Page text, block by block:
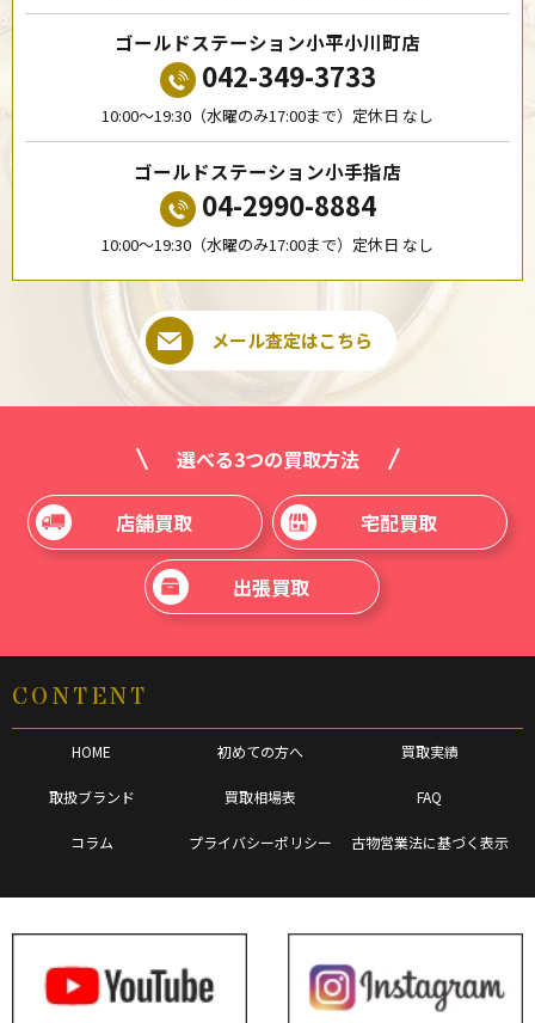
ゴールドステーション小平小川町店
042-349-3733
10:00〜19:30（水曜のみ17:00まで）定休日 なし
ゴールドステーション小手指店
04-2990-8884
10:00〜19:30（水曜のみ17:00まで）定休日 なし
メール査定はこちら
選べる3つの買取方法
店舗買取 宅配買取
出張買取
CONTENT
HOME 初めての方へ 買取実績
取扱ブランド 買取相場表 FAQ
コラム プライバシーポリシー 古物営業法に基づく表示